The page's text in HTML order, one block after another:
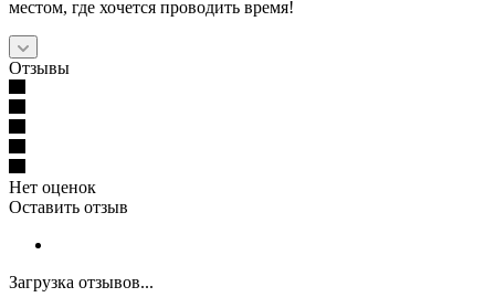
местом, где хочется проводить время!
Отзывы
Нет оценок
Оставить отзыв
Загрузка отзывов...